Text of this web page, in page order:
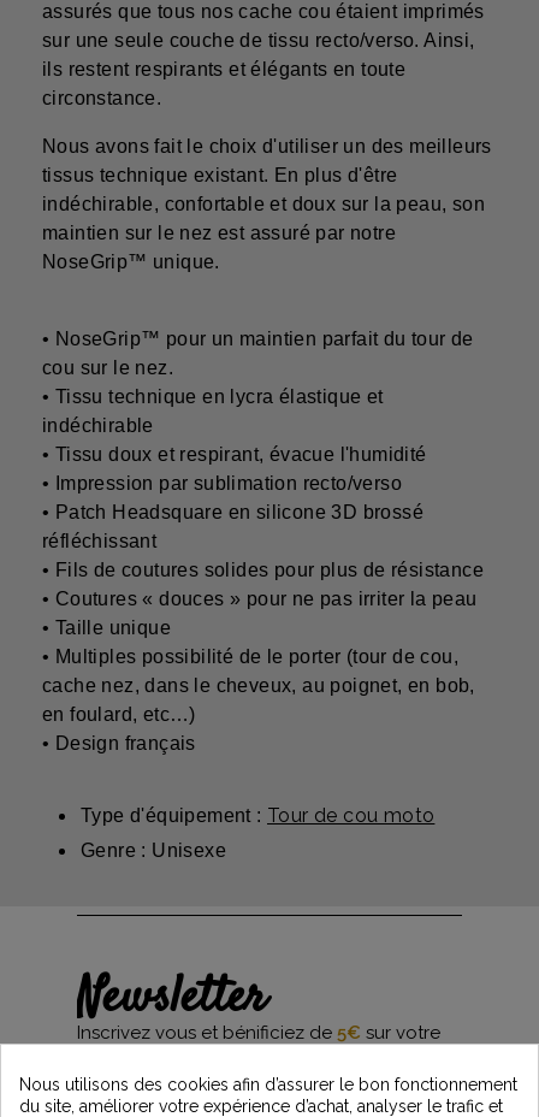
assurés que tous nos cache cou étaient imprimés
sur une seule couche de tissu recto/verso. Ainsi,
ils restent respirants et élégants en toute
circonstance.
Nous avons fait le choix d'utiliser un des meilleurs
tissus technique existant. En plus d'être
indéchirable, confortable et doux sur la peau, son
maintien sur le nez est assuré par notre
NoseGrip™ unique.
• NoseGrip™ pour un maintien parfait du tour de
cou sur le nez.
• Tissu technique en lycra élastique et
indéchirable
• Tissu doux et respirant, évacue l'humidité
• Impression par sublimation recto/verso
• Patch Headsquare en silicone 3D brossé
réfléchissant
• Fils de coutures solides pour plus de résistance
• Coutures « douces » pour ne pas irriter la peau
• Taille unique
• Multiples possibilité de le porter (tour de cou,
cache nez, dans le cheveux, au poignet, en bob,
en foulard, etc…)
• Design français
Type d'équipement : Tour de cou moto
Genre : Unisexe
Newsletter
Inscrivez vous et bénificiez de 5€ sur votre
et restez informés des dernières nouveautés
Vintage Motors
Nous utilisons des cookies afin d’assurer le bon fonctionnement
du site, améliorer votre expérience d’achat, analyser le trafic et